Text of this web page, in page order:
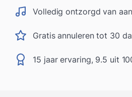
Volledig ontzorgd van
Gratis annuleren tot 30
15 jaar ervaring, 9.5 uit